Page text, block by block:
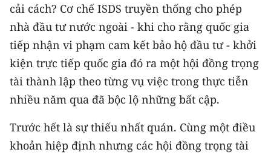
Media Môi trường
Ảnh
Infographic
TIN MỚI
TIN ĐỊA PHƯƠNG
cải cách? Cơ chế ISDS truyền thống cho phép
nhà đầu tư nước ngoài - khi cho rằng quốc gia
tiếp nhận vi phạm cam kết bảo hộ đầu tư - khởi
kiện trực tiếp quốc gia đó ra một hội đồng trọng
tài thành lập theo từng vụ việc trong thực tiễn
nhiều năm qua đã bộc lộ những bất cập.
Trước hết là sự thiếu nhất quán. Cùng một điều
khoản hiệp định nhưng các hội đồng trọng tài